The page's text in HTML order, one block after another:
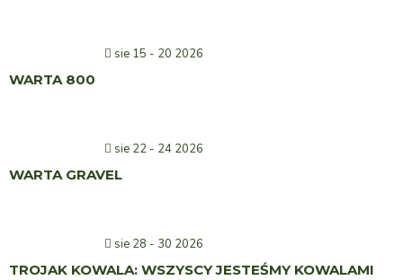
sie 15 - 20 2026
WARTA 800
sie 22 - 24 2026
WARTA GRAVEL
sie 28 - 30 2026
TROJAK KOWALA: WSZYSCY JESTEŚMY KOWALAMI